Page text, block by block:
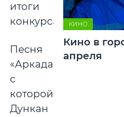
итоги
конкурса.
Песня
«Аркада»,
с
которой
Дункан
КИНО
Кино в
апреля